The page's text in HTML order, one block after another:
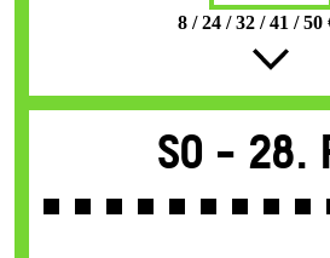
8 / 24 / 32 / 41 / 50
So - 28.